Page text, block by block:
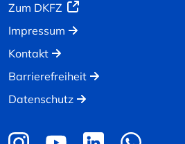
Zum DKFZ
Impressum
Kontakt
Barrierefreiheit
Datenschutz